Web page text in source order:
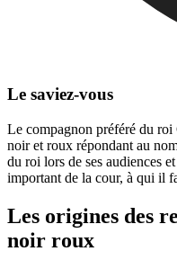
Le saviez-vous
Le compagnon préféré du
noir et roux répondant au
du roi lors de ses audiences
important de la cour, à qui il
Les origines des
noir roux